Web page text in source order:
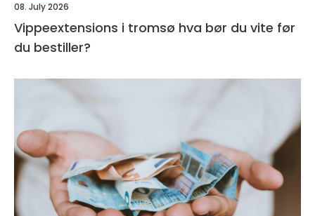
08. July 2026
Vippeextensions i tromsø hva bør du vite før
du bestiller?